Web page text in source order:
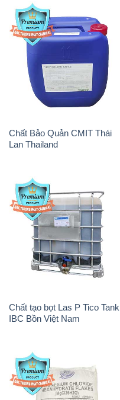
Chất Bảo Quản CMIT Thái
Lan Thailand
Chất tạo bọt Las P Tico Tank
IBC Bồn Việt Nam